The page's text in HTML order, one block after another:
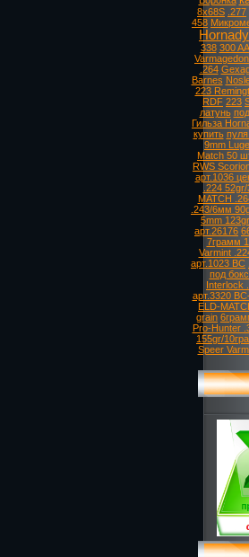
8х68S .277
458
Hornady
338 300
Varmagedon
.264
Barnes
223
RDF 223
латунь
Гильза
купить
9mm
Match 50
RWS
арт.1036
.224 52gr/
MATCH
.243/6мм
5mm
арт.26176
7грамм
Varmint
арт.1023 ВС
под
Interlock
арт.3320
ELD-
grain
Pro-Hunter
155gr/
Speer